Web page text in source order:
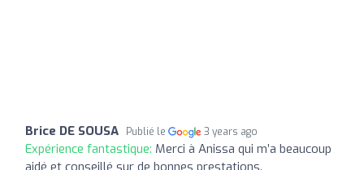
Brice DE SOUSA Publié le 3 years ago
Expérience fantastique: Merci à Anissa qui m’a beaucoup
aidé et conseillé sur de bonnes prestations.